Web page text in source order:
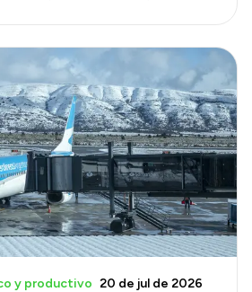
y productivo 20 de jul de 2026